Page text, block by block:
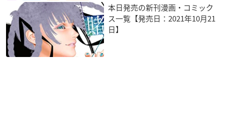
・「天デ部」×国立科学博物館×ざんねんないきもの事典スペ
シャルイベント映像
（出演：大空直美／蛇蔵（「 天地創造デザイン部
田伸一郎（国立科学博物館 動物研究部研究主幹）／今泉忠明
（「ざんねんないきもの事典」（高橋書店）監修））
本日発売の新刊漫画・コミック
ス一覧【発売日：2021年10月21
日】